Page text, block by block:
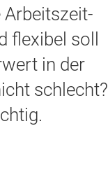
Arbeits­zeit­
flexibel soll
in der
schlecht?